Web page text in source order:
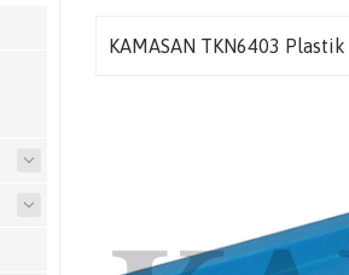
KAMASAN TKN6403 Plastik